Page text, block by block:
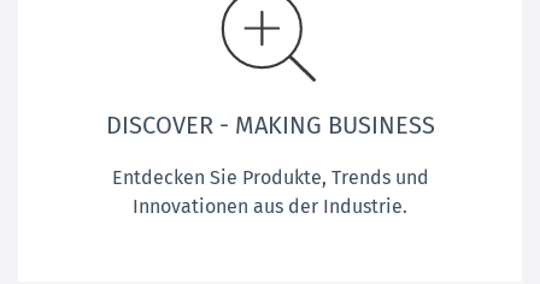
DISCOVER - MAKING BUSINESS
Entdecken Sie Produkte, Trends und
Innovationen aus der Industrie.